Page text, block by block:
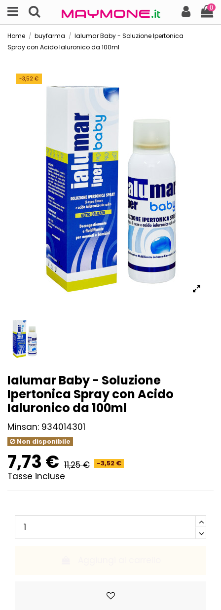
0
Home buyfarma
Ialumar Baby - Soluzione Ipertonica
Spray con Acido Ialuronico da 100ml
-3,52 €
Ialumar Baby - Soluzione
Ipertonica Spray con Acido
Ialuronico da 100ml
Minsan: 934014301
Non disponibile
7,73 € 11,25 € -3,52 €
Tasse incluse